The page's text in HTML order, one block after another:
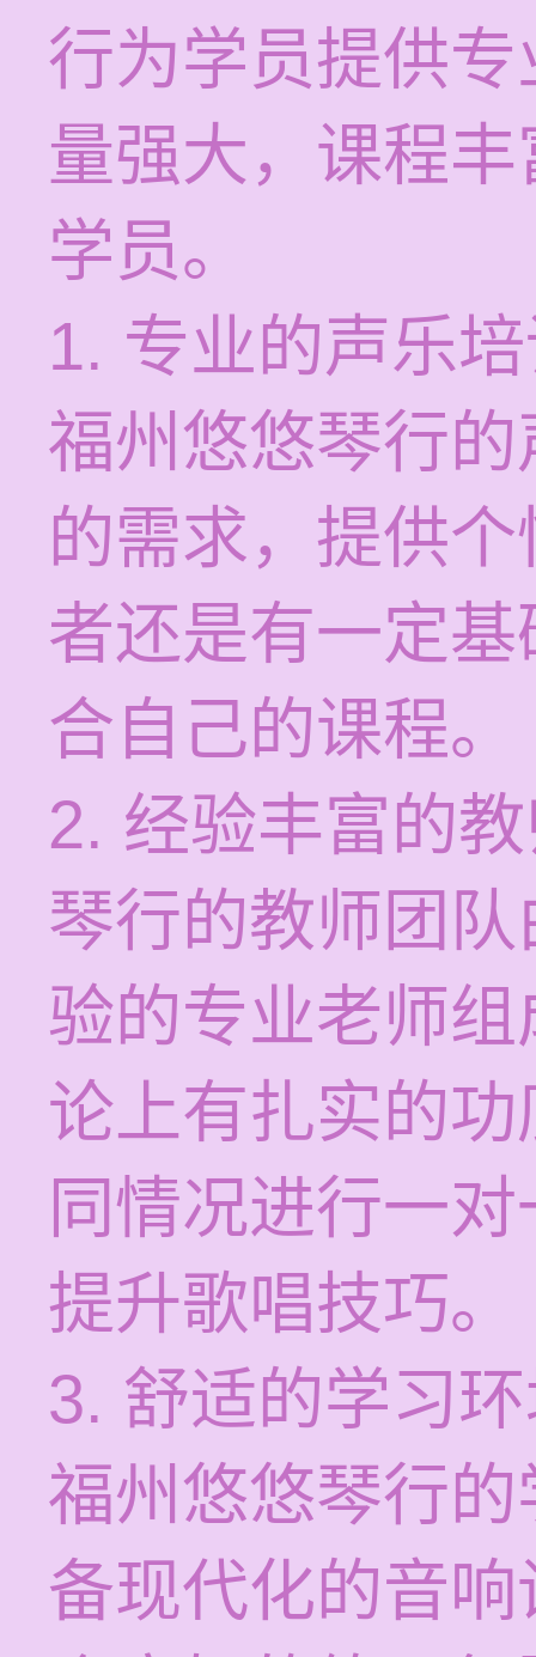
行为学员提供
量强大，课程
学员。
1. 专业的声乐
福州悠悠琴行
的需求，提供
者还是有一定
合自己的课程。
2. 经验丰富的
琴行的教师团
验的专业老师
论上有扎实的
同情况进行一
提升歌唱技巧。
3. 舒适的学习
福州悠悠琴行
备现代化的音